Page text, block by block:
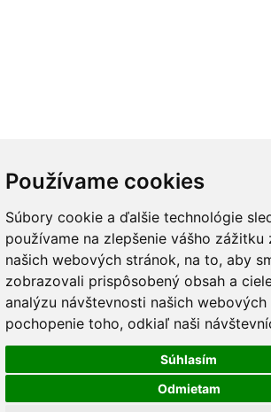
Používame cookies
Súbory cookie a ďalšie technológie
používame na zlepšenie vášho zážitku
našich webových stránok, na to, aby
zobrazovali prispôsobený obsah a
analýzu návštevnosti našich
pochopenie toho, odkiaľ naši
Súhlasím
Odmietam